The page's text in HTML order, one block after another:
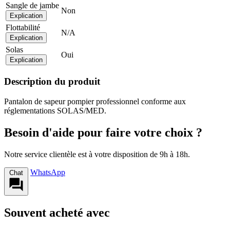
Sangle de jambe
Explication
Non
Flottabilité
Explication
N/A
Solas
Explication
Oui
Description du produit
Pantalon de sapeur pompier professionnel conforme aux
réglementations SOLAS/MED.
Besoin d'aide pour faire votre choix ?
Notre service clientèle est à votre disposition de 9h à 18h.
Chat WhatsApp
Souvent acheté avec